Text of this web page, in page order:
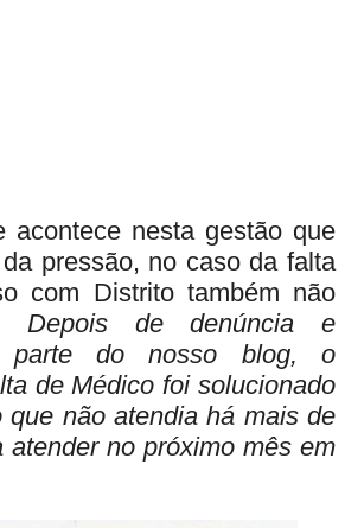
acontece nesta gestão que
pressão, no caso da falta
com Distrito também não
Depois de denúncia e
parte do nosso blog, o
de Médico foi solucionado
que não atendia há mais de
atender no próximo mês em